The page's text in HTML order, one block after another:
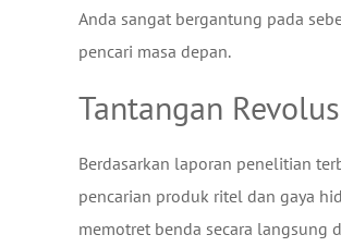
Anda sangat bergantung pada
pencari masa depan.
Tantangan
Berdasarkan laporan penelitian
pencarian produk ritel dan gaya
memotret benda secara langsung